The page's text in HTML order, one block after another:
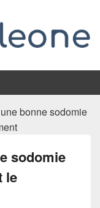
bonne sodomie
sodomie
le